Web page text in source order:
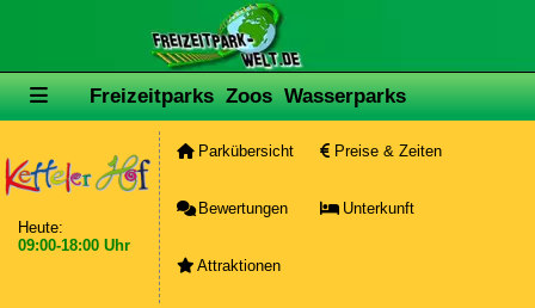
Freizeitparks Zoos Wasserparks
Heute:
09:00-18:00 Uhr
Parkübersicht Preise & Zeiten
Bewertungen Unterkunft
Attraktionen